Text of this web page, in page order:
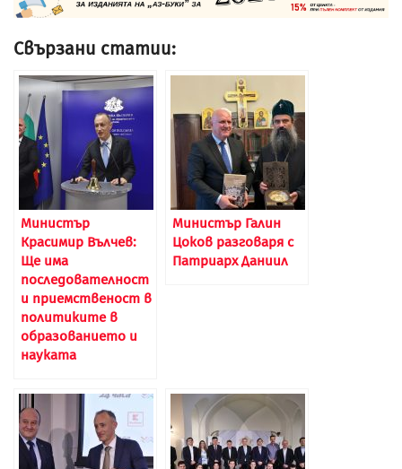
Свързани статии:
Министър
Красимир Вълчев:
Ще има
последователност
и приемственост в
политиките в
образованието и
науката
Министър Галин
Цоков разговаря с
Патриарх Даниил